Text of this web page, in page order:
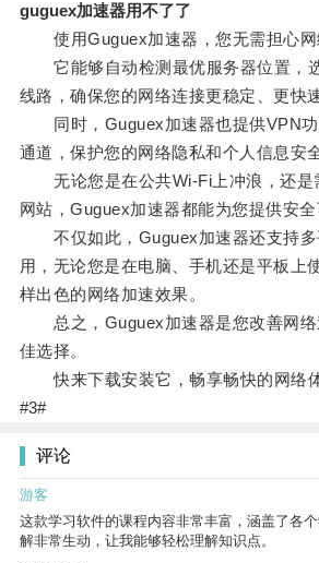
guguex加速器用不了了
使用Guguex加速器，您无需担心网
它能够自动检测最优服务器位置，
线路，确保您的网络连接更稳定、更快速
同时，Guguex加速器也提供VPN功
通道，保护您的网络隐私和个人信息安全
无论您是在公共Wi-Fi上冲浪，还是
网站，Guguex加速器都能为您提供安全
不仅如此，Guguex加速器还支持多
用，无论您是在电脑、手机还是平板上
样出色的网络加速效果。
总之，Guguex加速器是您改善网络
佳选择。
快来下载安装它，畅享畅快的网络体
#3#
评论
游客
这款学习软件的课程内容非常丰富，涵盖了各
解非常生动，让我能够轻松理解知识点。